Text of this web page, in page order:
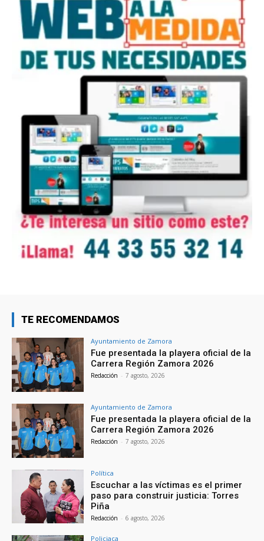
TE RECOMENDAMOS
Ayuntamiento de Zamora
Fue presentada la playera oficial de la
Carrera Región Zamora 2026
Redacción - 7 agosto, 2026
Ayuntamiento de Zamora
Fue presentada la playera oficial de la
Carrera Región Zamora 2026
Redacción - 7 agosto, 2026
Política
Escuchar a las víctimas es el primer
paso para construir justicia: Torres
Piña
Redacción - 6 agosto, 2026
Policiaca